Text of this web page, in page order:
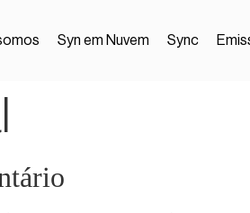
Syn em Nuvem Sync